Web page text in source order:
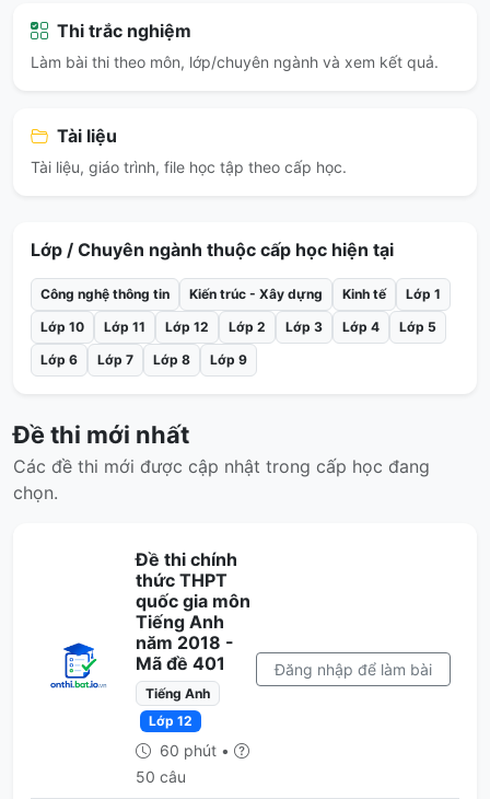
Thi trắc nghiệm
Làm bài thi theo môn, lớp/chuyên ngành và xem kết quả.
Tài liệu
Tài liệu, giáo trình, file học tập theo cấp học.
Lớp / Chuyên ngành thuộc cấp học hiện tại
Công nghệ thông tin Kiến trúc - Xây dựng Kinh tế
Lớp 1
Lớp 10
Lớp 11 Lớp 12 Lớp 2 Lớp 3 Lớp 4
Lớp 5
Lớp 6
Lớp 7 Lớp 8 Lớp 9
Đề thi mới nhất
Các đề thi mới được cập nhật trong cấp học đang
chọn.
Đề thi chính
thức THPT
quốc gia môn
Tiếng Anh
năm 2018 -
Mã đề 401
Tiếng Anh
Lớp 12
60 phút •
50 câu
Đăng nhập để làm bài